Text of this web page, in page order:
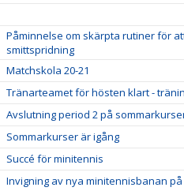
Påminnelse om skärpta rutiner för
smittspridning
Matchskola 20-21
Tränarteamet för hösten klart -
Avslutning period 2 på
Sommarkurser är igång
Succé för minitennis
Invigning av nya minitennisbanan